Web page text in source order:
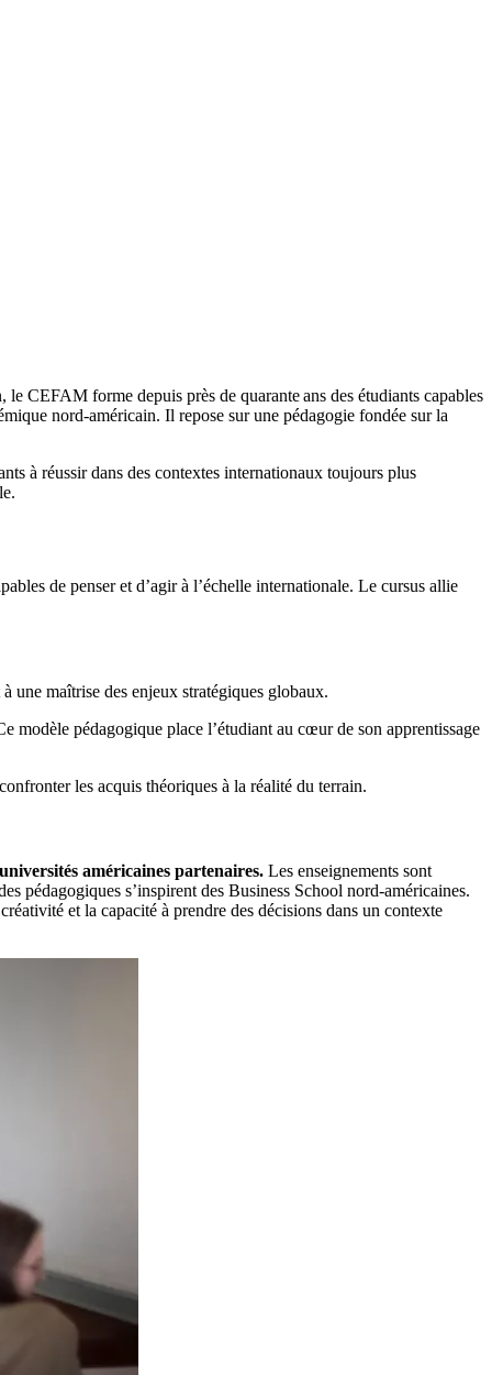
CEFAM forme depuis près de quarante ans des étudiants capables
nord-américain. Il repose sur une pédagogie fondée sur la
à réussir dans des contextes internationaux toujours plus
de penser et d’agir à l’échelle internationale. Le cursus allie
une maîtrise des enjeux stratégiques globaux.
modèle pédagogique place l’étudiant au cœur de son apprentissage
les acquis théoriques à la réalité du terrain.
américaines partenaires. Les enseignements sont
pédagogiques s’inspirent des Business School nord-américaines.
et la capacité à prendre des décisions dans un contexte